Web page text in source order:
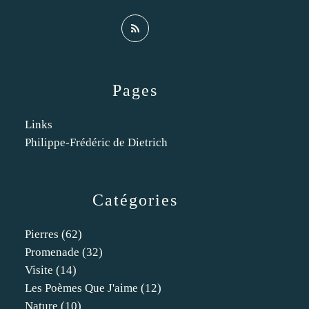
Catégories
Pierres (62)
Promenade (32)
Visite (14)
Les Poèmes Que J'aime (12)
Nature (10)
Pages
Links
Philippe-Frédéric de Dietrich